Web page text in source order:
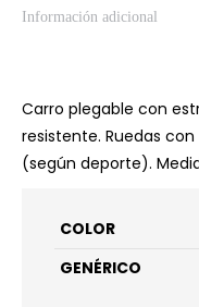
Información adicional
Carro plegable con
resistente. Ruedas
(según deporte).
COLOR
GENÉRICO